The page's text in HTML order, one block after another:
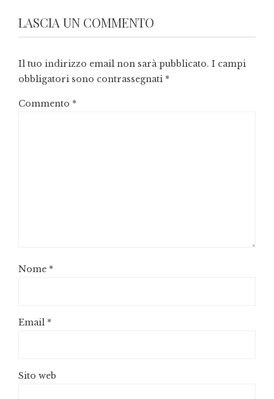
LASCIA UN COMMENTO
Il tuo indirizzo email non sarà pubblicato. I campi
obbligatori sono contrassegnati *
Commento *
Nome *
Email *
Sito web